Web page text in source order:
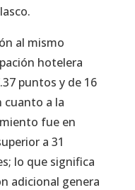
al mismo
hotelera
puntos y de 16
cuanto a la
fue en
a 31
lo que significa
adicional genera